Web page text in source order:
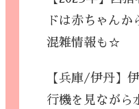
ドは赤ちゃんか
混雑情報も☆
【兵庫/伊丹】
行機を見ながら